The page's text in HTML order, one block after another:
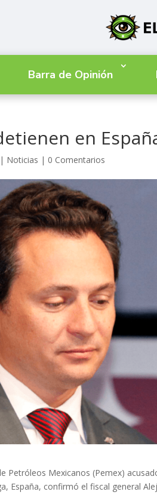
Barra de Opinión
en
| Noticias | 0 Comentarios
Petróleos Mexicanos (Pemex)
España, confirmó el fiscal general